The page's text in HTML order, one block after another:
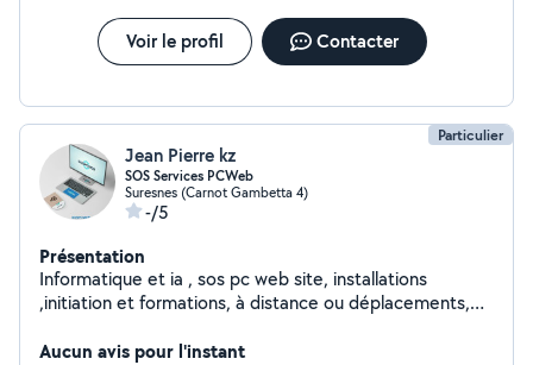
satisfaction est ma priorité.
Voir le profil Contacter
Particulier
Jean Pierre kz
SOS Services PCWeb
Suresnes (Carnot Gambetta 4)
-/5
Présentation
Informatique et ia , sos pc web site, installations
,initiation et formations, à distance ou déplacements,
Aucun avis pour l'instant